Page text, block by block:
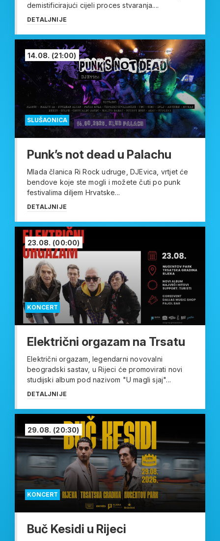
demistificirajući cijeli proces stvaranja....
DETALJNIJE
SLUŠAONICA
14.08. (21:00)
Punk’s not dead u Palachu
Mlada članica Ri Rock udruge, DJEvica, vrtjet će
bendove koje ste mogli i možete čuti po punk
festivalima diljem Hrvatske...
DETALJNIJE
KONCERT
23.08. (00:00)
Električni orgazam na Trsatu
Električni orgazam, legendarni novovalni
beogradski sastav, u Rijeci će promovirati novi
studijski album pod nazivom "U magli sjaj"...
DETALJNIJE
KONCERT
29.08. (20:30)
Buč Kesidi u Rijeci